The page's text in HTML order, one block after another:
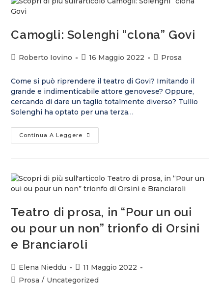
Camogli: Solenghi “clona” Govi
Roberto Iovino 16 Maggio 2022 Prosa
Come si può riprendere il teatro di Govi? Imitando il
grande e indimenticabile attore genovese? Oppure,
cercando di dare un taglio totalmente diverso? Tullio
Solenghi ha optato per una terza…
Continua A Leggere
Teatro di prosa, in “Pour un oui
ou pour un non” trionfo di Orsini
e Branciaroli
Elena Nieddu
11 Maggio 2022
Prosa / Uncategorized